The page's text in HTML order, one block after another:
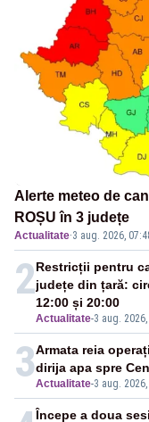
Alerte meteo de
ROȘU în 3 județe
Actualitate·3 aug. 2026,
2
Actualitate-3 aug.
Restricții pentru
județe din țară:
12:00 și 20:00
3Actualitate-3 aug.
Armata reia
dirija apa spre
Începe a doua